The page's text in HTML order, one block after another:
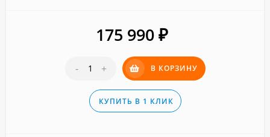
175 990 ₽
- + В КОРЗИНУ
КУПИТЬ В 1 КЛИК